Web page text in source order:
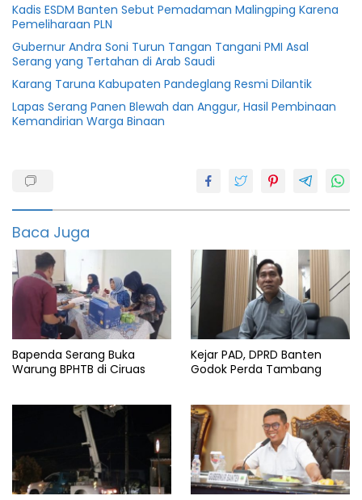
Kadis ESDM Banten Sebut Pemadaman Malingping Karena
Pemeliharaan PLN
Gubernur Andra Soni Turun Tangan Tangani PMI Asal
Serang yang Tertahan di Arab Saudi
Karang Taruna Kabupaten Pandeglang Resmi Dilantik
Lapas Serang Panen Blewah dan Anggur, Hasil Pembinaan
Kemandirian Warga Binaan
featured
Kanwil
BPN
Kecamatan
labuan
Pandeglang
Provinsi
Sertifikat
Baca Juga
Bapenda Serang Buka
Warung BPHTB di Ciruas
Kejar PAD, DPRD Banten
Godok Perda Tambang